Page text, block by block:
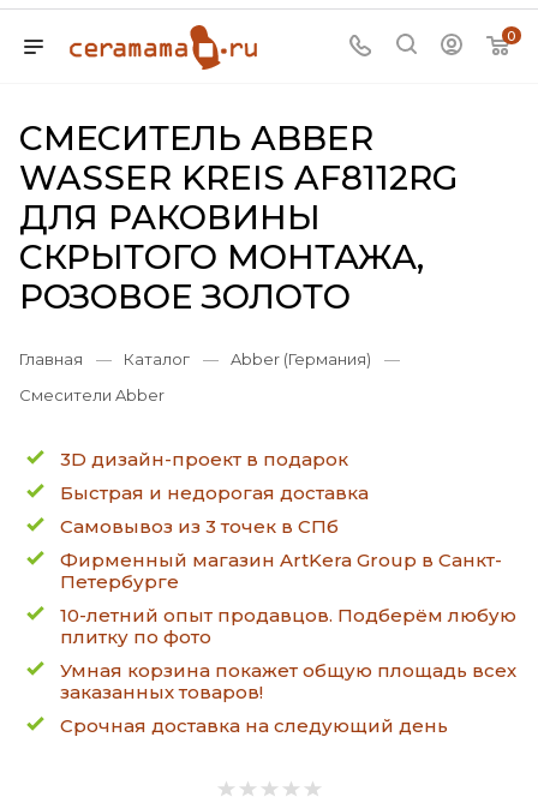
0
СМЕСИТЕЛЬ ABBER
WASSER KREIS AF8112RG
ДЛЯ РАКОВИНЫ
СКРЫТОГО МОНТАЖА,
РОЗОВОЕ ЗОЛОТО
Главная — Каталог — Abber (Германия)
—
Смесители Abber
3D дизайн-проект в подарок
Быстрая и недорогая доставка
Самовывоз из 3 точек в СПб
Фирменный магазин ArtKera Group в Санкт-
Петербурге
10-летний опыт продавцов. Подберём любую
плитку по фото
Умная корзина покажет общую площадь всех
заказанных товаров!
Срочная доставка на следующий день